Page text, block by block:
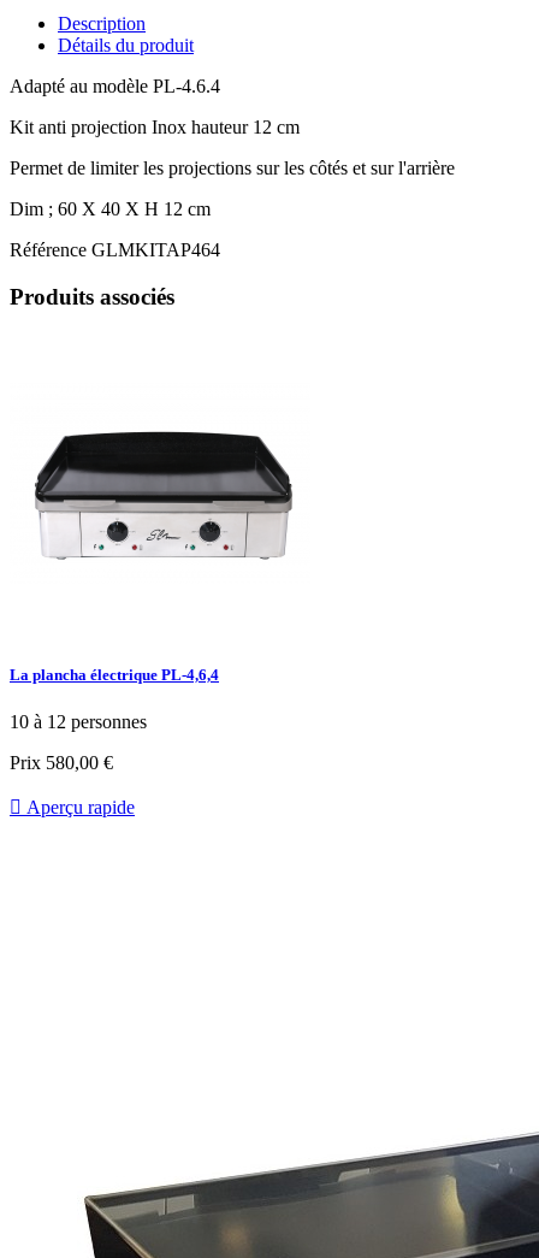
Description
Détails du produit
Adapté au modèle PL-4.6.4
Kit anti projection Inox hauteur 12 cm
Permet de limiter les projections sur les côtés et sur l'arrière
Dim ; 60 X 40 X H 12 cm
Référence GLMKITAP464
Produits associés
La plancha électrique PL-4,6,4
10 à 12 personnes
Prix 580,00 €
 Aperçu rapide